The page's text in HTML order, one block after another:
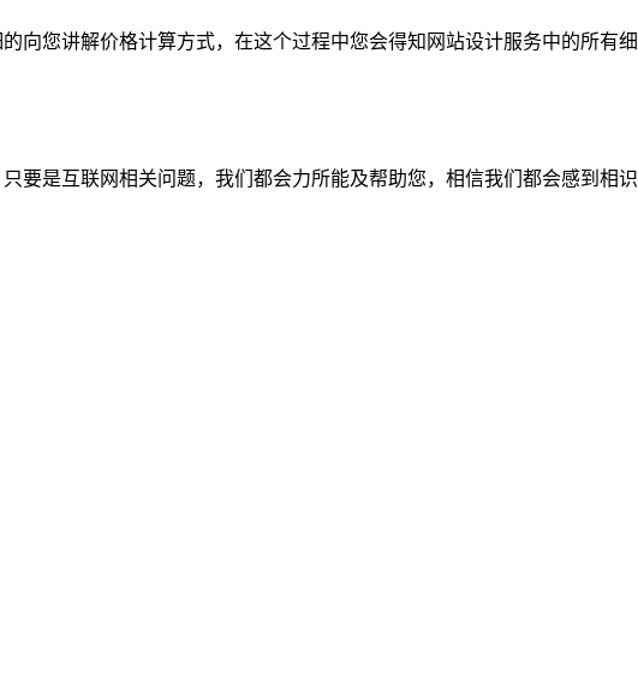
向您讲解价格计算方式，在这个过程中您会得知网站设计服务中的所有
要是互联网相关问题，我们都会力所能及帮助您，相信我们都会感到相